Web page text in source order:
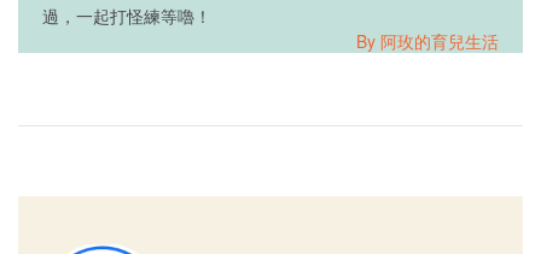
過，一起打怪練等嚕！
By 阿玫的育兒生活